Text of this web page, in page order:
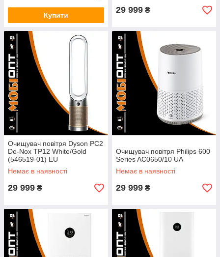
Купити
29 999 ₴
Очищувач повітря Dyson PC2
De-Nox TP12 White/Gold
(546519-01) EU
Немає в наявності
29 999 ₴
Очищувач повітря Philips 600
Series AC0650/10 UA
Немає в наявності
29 999 ₴